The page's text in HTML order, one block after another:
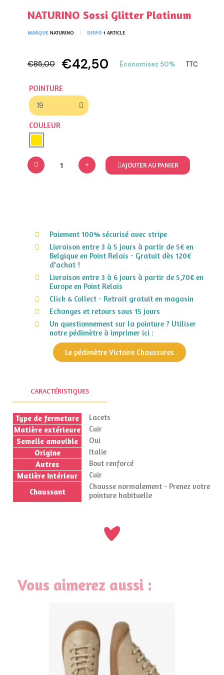
NATURINO Sossi Glitter Platinum
MARQUE NATURINO DISPO 1 ARTICLE
€85,00 €42,50 Économisez 50% TTC
POINTURE
COULEUR
AJOUTER AU PANIER
Paiement 100% sécurisé avec stripe
Livraison entre 3 à 5 jours à partir de 5€ en
Belgique en Point Relais - Gratuit dès 120€
d'achat !
Livraison entre 3 à 6 jours à partir de 5,70€ en
Europe en Point Relais
Click & Collect - Retrait gratuit en magasin
Echanges et retours sous 15 jours
Un questionnement sur la pointure ? Utiliser
notre pédimètre à imprimer ici :
Le pédimètre Victoire Chaussures
CARACTÉRISTIQUES
Type de fermeture
Lacets
Matière extérieure
Cuir
Semelle amovible
Oui
Origine
Italie
Autres
Bout renforcé
Matière Intérieur
Cuir
Chaussant
Chausse normalement - Prenez votre
pointure habituelle
Vous aimerez aussi :